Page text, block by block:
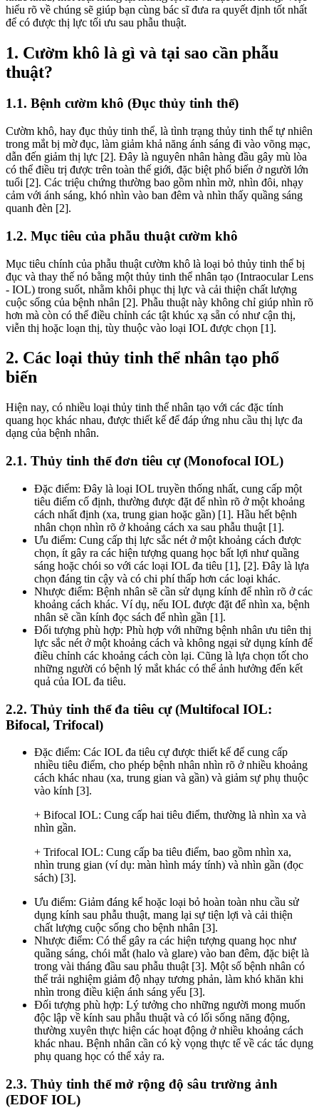
hiểu rõ về chúng sẽ giúp bạn cùng bác sĩ đưa ra quyết định tốt nhất
để có được thị lực tối ưu sau phẫu thuật.
1. Cườm khô là gì và tại sao cần phẫu
thuật?
1.1. Bệnh cườm khô (Đục thủy tinh thể)
Cườm khô, hay đục thủy tinh thể, là tình trạng thủy tinh thể tự nhiên
trong mắt bị mờ đục, làm giảm khả năng ánh sáng đi vào võng mạc,
dẫn đến giảm thị lực [2]. Đây là nguyên nhân hàng đầu gây mù lòa
có thể điều trị được trên toàn thế giới, đặc biệt phổ biến ở người lớn
tuổi [2]. Các triệu chứng thường bao gồm nhìn mờ, nhìn đôi, nhạy
cảm với ánh sáng, khó nhìn vào ban đêm và nhìn thấy quầng sáng
quanh đèn [2].
1.2. Mục tiêu của phẫu thuật cườm khô
Mục tiêu chính của phẫu thuật cườm khô là loại bỏ thủy tinh thể bị
đục và thay thế nó bằng một thủy tinh thể nhân tạo (Intraocular Lens
- IOL) trong suốt, nhằm khôi phục thị lực và cải thiện chất lượng
cuộc sống của bệnh nhân [2]. Phẫu thuật này không chỉ giúp nhìn rõ
hơn mà còn có thể điều chỉnh các tật khúc xạ sẵn có như cận thị,
viễn thị hoặc loạn thị, tùy thuộc vào loại IOL được chọn [1].
2. Các loại thủy tinh thể nhân tạo phổ
biến
Hiện nay, có nhiều loại thủy tinh thể nhân tạo với các đặc tính
quang học khác nhau, được thiết kế để đáp ứng nhu cầu thị lực đa
dạng của bệnh nhân.
2.1. Thủy tinh thể đơn tiêu cự (Monofocal IOL)
Đặc điểm: Đây là loại IOL truyền thống nhất, cung cấp một
tiêu điểm cố định, thường được đặt để nhìn rõ ở một khoảng
cách nhất định (xa, trung gian hoặc gần) [1]. Hầu hết bệnh
nhân chọn nhìn rõ ở khoảng cách xa sau phẫu thuật [1].
Ưu điểm: Cung cấp thị lực sắc nét ở một khoảng cách được
chọn, ít gây ra các hiện tượng quang học bất lợi như quầng
sáng hoặc chói so với các loại IOL đa tiêu [1], [2]. Đây là lựa
chọn đáng tin cậy và có chi phí thấp hơn các loại khác.
Nhược điểm: Bệnh nhân sẽ cần sử dụng kính để nhìn rõ ở các
khoảng cách khác. Ví dụ, nếu IOL được đặt để nhìn xa, bệnh
nhân sẽ cần kính đọc sách để nhìn gần [1].
Đối tượng phù hợp: Phù hợp với những bệnh nhân ưu tiên thị
lực sắc nét ở một khoảng cách và không ngại sử dụng kính để
điều chỉnh các khoảng cách còn lại. Cũng là lựa chọn tốt cho
những người có bệnh lý mắt khác có thể ảnh hưởng đến kết
quả của IOL đa tiêu.
2.2. Thủy tinh thể đa tiêu cự (Multifocal IOL:
Bifocal, Trifocal)
Đặc điểm: Các IOL đa tiêu cự được thiết kế để cung cấp
nhiều tiêu điểm, cho phép bệnh nhân nhìn rõ ở nhiều khoảng
cách khác nhau (xa, trung gian và gần) và giảm sự phụ thuộc
vào kính [3].
+ Bifocal IOL: Cung cấp hai tiêu điểm, thường là nhìn xa và
nhìn gần.
+ Trifocal IOL: Cung cấp ba tiêu điểm, bao gồm nhìn xa,
nhìn trung gian (ví dụ: màn hình máy tính) và nhìn gần (đọc
sách) [3].
Ưu điểm: Giảm đáng kể hoặc loại bỏ hoàn toàn nhu cầu sử
dụng kính sau phẫu thuật, mang lại sự tiện lợi và cải thiện
chất lượng cuộc sống cho bệnh nhân [3].
Nhược điểm: Có thể gây ra các hiện tượng quang học như
quầng sáng, chói mắt (halo và glare) vào ban đêm, đặc biệt là
trong vài tháng đầu sau phẫu thuật [3]. Một số bệnh nhân có
thể trải nghiệm giảm độ nhạy tương phản, làm khó khăn khi
nhìn trong điều kiện ánh sáng yếu [3].
Đối tượng phù hợp: Lý tưởng cho những người mong muốn
độc lập về kính sau phẫu thuật và có lối sống năng động,
thường xuyên thực hiện các hoạt động ở nhiều khoảng cách
khác nhau. Bệnh nhân cần có kỳ vọng thực tế về các tác dụng
phụ quang học có thể xảy ra.
2.3. Thủy tinh thể mở rộng độ sâu trường ảnh
(EDOF IOL)